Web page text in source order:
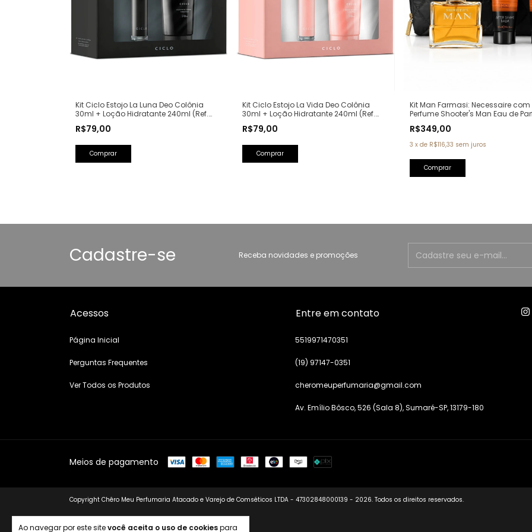
Ao navegar por este sitevocê aceita o uso de cookiespara
Kit Ciclo Estojo La Luna Deo Colônia
30ml + Loção Hidratante 240ml (Ref.
R$79,00
Kit Ciclo Estojo La Vida Deo Colônia
30ml + Loção Hidratante 240ml (Ref.
R$79,00
Kit Man Farmasi: Necessaire com
Perfume Shooter's Man Eau de
100ml (Ref. Olfativa: One Million
Rabanne)
R$349,00
3 x de R$116,33 sem juros
Cadastre-se Receba novidades e promoções
Acessos
Página Inicial
Perguntas Frequentes
Ver Todos os Produtos
Entre em contato
5519971470351
(19) 97147-0351
cheromeuperfumaria@gmail.com
Av. Emílio Bôsco, 526 (Sala 8), Sumaré-SP, 13179-180
Meios de pagamento
Copyright Chêro Meu Perfumaria Atacado e Varejo de Comséticos LTDA - 47302848000139 - 2026. Todos os direitos reservados.